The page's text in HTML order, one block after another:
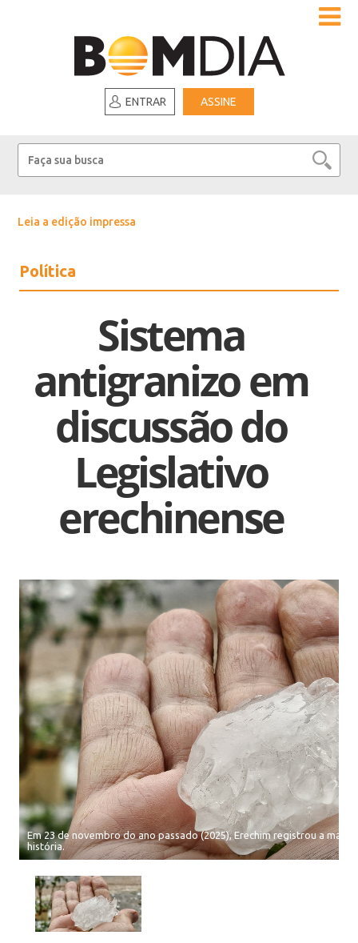
ENTRAR ASSINE
Leia a edição impressa
Política
Sistema
antigranizo em
discussão do
Legislativo
erechinense
Em 23 de novembro do ano passado (2025), Erechim registrou a maior
história.